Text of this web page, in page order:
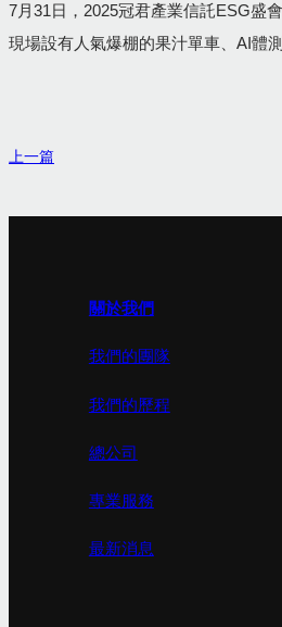
7月31日，2025冠君產業信託ESG盛
現場設有人氣爆棚的果汁單車、AI體
上一篇
關於我們
我們的團隊
我們的歷程
總公司
專業服務
最新消息